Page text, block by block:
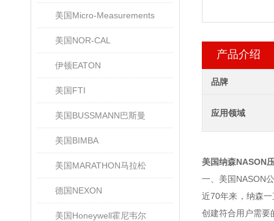
美国Micro-Measurements
美国NOR-CAL
伊顿EATON
美国FTI
美国BUSSMANN巴斯曼
美国BIMBA
美国MARATHON马拉松
德国NEXON
美国Honeywell霍尼韦尔
产品介绍
品牌
应用领域
美国纳森NASON
一、美国NASON
近70年来，纳森
创建符合用户需要